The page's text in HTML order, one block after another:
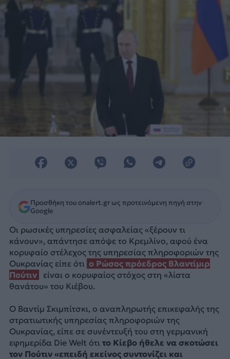
Προσθήκη του onalert.gr ως προτεινόμενη πηγή στην
Google
Οι ρωσικές υπηρεσίες ασφαλείας «ξέρουν τι
κάνουν», απάντησε απόψε το Κρεμλίνο, αφού ένα
κορυφαίο στέλεχος της υπηρεσίας πληροφοριών της
Ουκρανίας είπε ότι ο Ρώσος πρόεδρος Βλαντίμιρ
Πούτιν
είναι ο κορυφαίος στόχος στη «λίστα
θανάτου» του Κιέβου.
Ο Βαντίμ Σκιμπίτσκι, ο αναπληρωτής επικεφαλής της
στρατιωτικής υπηρεσίας πληροφοριών της
Ουκρανίας, είπε σε συνέντευξή του στη γερμανική
εφημερίδα Die Welt ότι το Κίεβο ήθελε να σκοτώσει
τον Πούτιν «επειδή εκείνος συντονίζει και